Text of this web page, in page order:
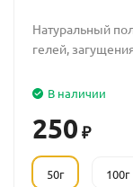
Натуральный
гелей,
В наличии
250 ₽
50г 100г